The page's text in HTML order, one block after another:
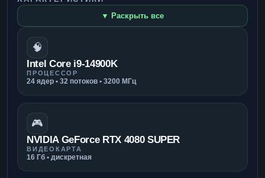
▼ Раскрыть все
🧠
Intel Core i9-14900K
ПРОЦЕССОР
24 ядер • 32 потоков • 3200 МГц
🎮
NVIDIA GeForce RTX 4080 SUPER
ВИДЕОКАРТА
16 Гб • дискретная